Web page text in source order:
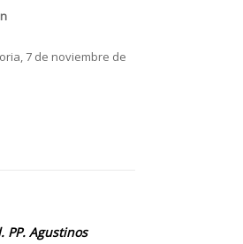
7 de noviembre de
PP. Agustinos